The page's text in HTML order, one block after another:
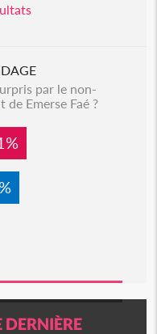
par le non-
Emerse Faé ?